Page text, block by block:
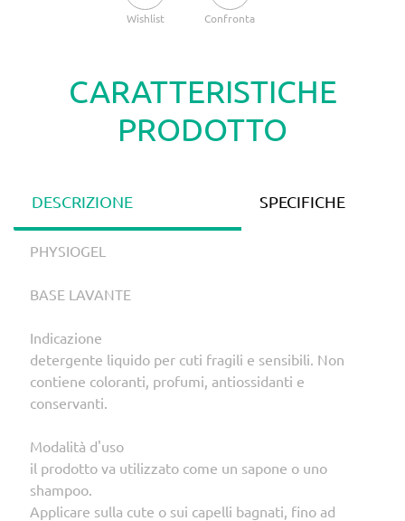
Wishlist Confronta
CARATTERISTICHE
PRODOTTO
DESCRIZIONE SPECIFICHE
PHYSIOGEL
BASE LAVANTE
Indicazione
detergente liquido per cuti fragili e sensibili. Non
contiene coloranti, profumi, antiossidanti e
conservanti.
Modalità d'uso
il prodotto va utilizzato come un sapone o uno
shampoo.
Applicare sulla cute o sui capelli bagnati, fino ad